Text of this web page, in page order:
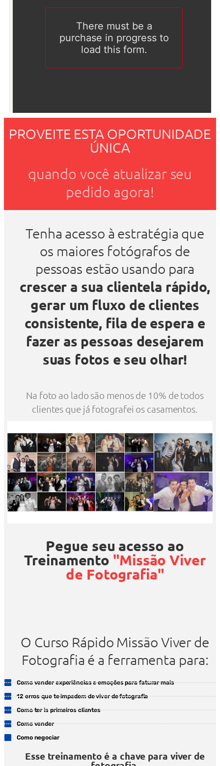
PROVEITE ESTA OPORTUNIDADE
ÚNICA
quando você atualizar seu
pedido agora!
Tenha acesso à estratégia que
os maiores fotógrafos de
pessoas estão usando para
crescer a sua clientela rápido,
gerar um fluxo de clientes
consistente, fila de espera e
fazer as pessoas desejarem
suas fotos e seu olhar!
Na foto ao lado são menos de 10% de todos
clientes que já fotografei os casamentos.
Pegue seu acesso ao
Treinamento "Missão Viver
de Fotografia"
O Curso Rápido Missão Viver de
Fotografia é a ferramenta para:
Como vender experiências e emoções para faturar mais
12 erros que te impedem de viver de fotografia
Como ter is primeiros clientes
Como vender
Como negociar
Esse treinamento é a chave para viver de